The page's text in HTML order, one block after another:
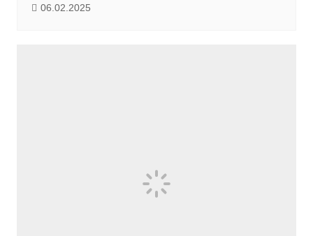
06.02.2025